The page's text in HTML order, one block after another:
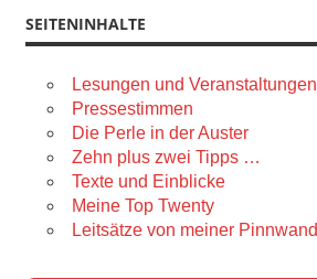
SEITENINHALTE
Lesungen und Veranstaltungen
Pressestimmen
Die Perle in der Auster
Zehn plus zwei Tipps …
Texte und Einblicke
Meine Top Twenty
Leitsätze von meiner Pinnwand